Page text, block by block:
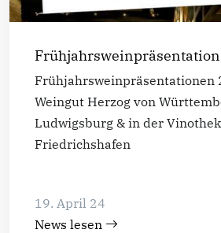
Frühjahrsweinpräsentationen
Weingut Herzog von
Ludwigsburg & in der Vinothek
Friedrichshafen
19. April 24
News lesen